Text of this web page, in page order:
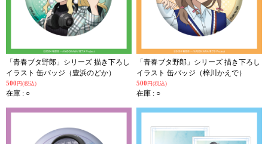
「青春ブタ野郎」シリーズ 描き下ろし
イラスト 缶バッジ（豊浜のどか）
500 円(税込)
在庫 : ○
「青春ブタ野郎」シリーズ 描き下ろし
イラスト 缶バッジ（梓川かえで）
500 円(税込)
在庫 : ○